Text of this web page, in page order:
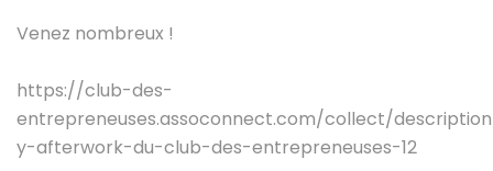
Venez nombreux !
https://club-des-
entrepreneuses.assoconnect.com/collect/
y-afterwork-du-club-des-entrepreneuses-12